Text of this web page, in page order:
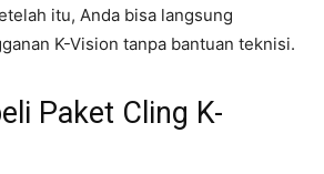
itu, Anda bisa langsung
K-Vision tanpa bantuan teknisi.
Paket Cling K-